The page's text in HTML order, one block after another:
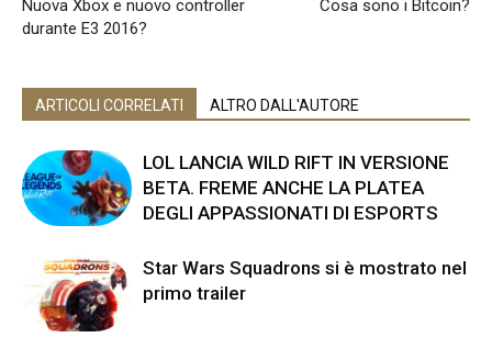
Nuova Xbox e nuovo controller
durante E3 2016?
Cosa sono i Bitcoin?
ARTICOLI CORRELATI ALTRO DALL'AUTORE
LOL LANCIA WILD RIFT IN VERSIONE
BETA. FREME ANCHE LA PLATEA
DEGLI APPASSIONATI DI ESPORTS
Star Wars Squadrons si è mostrato nel
primo trailer